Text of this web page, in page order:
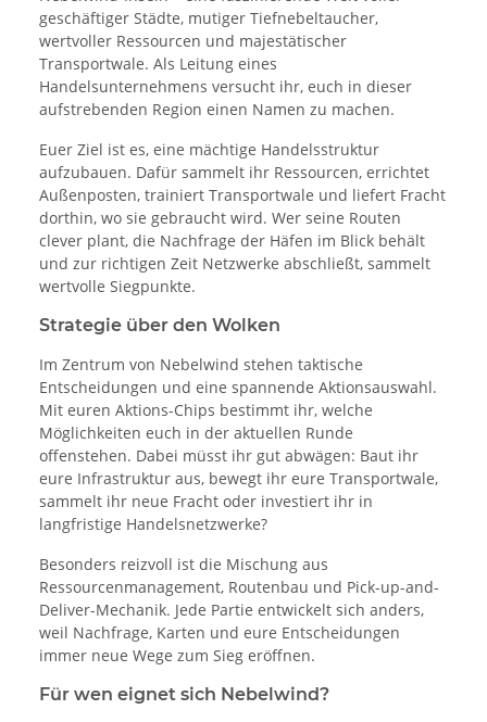
geschäftiger Städte, mutiger Tiefnebeltaucher,
wertvoller Ressourcen und majestätischer
Transportwale. Als Leitung eines
Handelsunternehmens versucht ihr, euch in dieser
aufstrebenden Region einen Namen zu machen.
Euer Ziel ist es, eine mächtige Handelsstruktur
aufzubauen. Dafür sammelt ihr Ressourcen, errichtet
Außenposten, trainiert Transportwale und liefert Fracht
dorthin, wo sie gebraucht wird. Wer seine Routen
clever plant, die Nachfrage der Häfen im Blick behält
und zur richtigen Zeit Netzwerke abschließt, sammelt
wertvolle Siegpunkte.
Strategie über den Wolken
Im Zentrum von Nebelwind stehen taktische
Entscheidungen und eine spannende Aktionsauswahl.
Mit euren Aktions-Chips bestimmt ihr, welche
Möglichkeiten euch in der aktuellen Runde
offenstehen. Dabei müsst ihr gut abwägen: Baut ihr
eure Infrastruktur aus, bewegt ihr eure Transportwale,
sammelt ihr neue Fracht oder investiert ihr in
langfristige Handelsnetzwerke?
Besonders reizvoll ist die Mischung aus
Ressourcenmanagement, Routenbau und Pick-up-and-
Deliver-Mechanik. Jede Partie entwickelt sich anders,
weil Nachfrage, Karten und eure Entscheidungen
immer neue Wege zum Sieg eröffnen.
Für wen eignet sich Nebelwind?